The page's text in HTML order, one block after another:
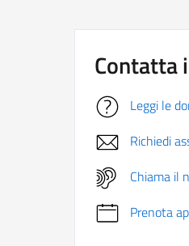
Contatta
Leggi le
Richiedi
Chiama il
Prenota